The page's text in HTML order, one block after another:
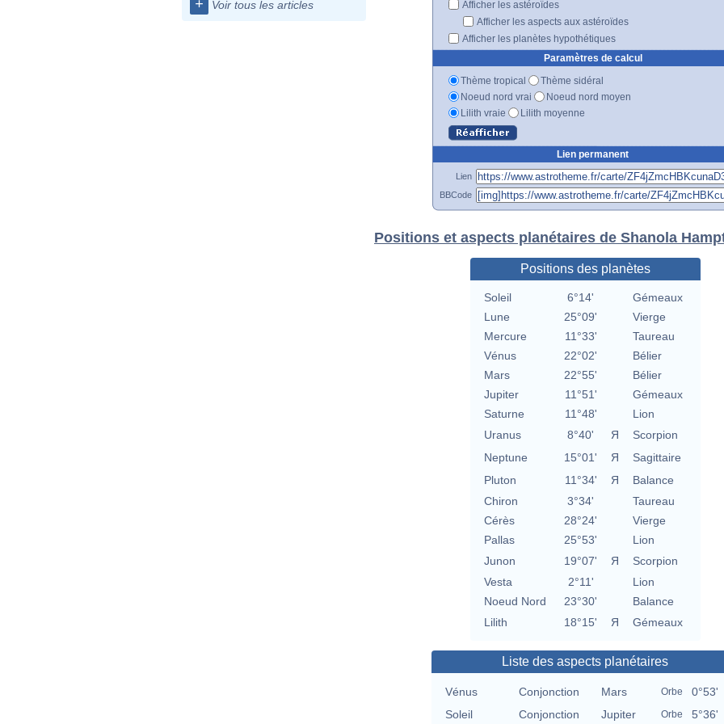
+ Voir tous les articles
Afficher les astéroïdes
Afficher les aspects aux astéroïdes
Afficher les planètes hypothétiques
Paramètres de calcul
Thème tropical
Thème sidéral
Noeud nord vrai
Noeud nord moyen
Lilith vraie
Lilith moyenne
Lien permanent
Lien
BBCode
Positions et aspects planétaires de Shanola
Positions des planètes
Soleil 6°14'
Gémeaux
Lune
25°09'
Vierge
Mercure
11°33'
Taureau
Vénus
22°02'
Bélier
Mars
22°55'
Bélier
Jupiter
11°51'
Gémeaux
Saturne
11°48'
Lion
Uranus
8°40' Я
Scorpion
Neptune
15°01' Я
Sagittaire
Pluton
11°34' Я
Balance
Chiron
3°34'
Taureau
Cérès
28°24'
Vierge
Pallas
25°53'
Lion
Junon
19°07' Я
Scorpion
Vesta
2°11'
Lion
Noeud Nord
23°30'
Balance
Lilith
18°15' Я Gémeaux
Liste des aspects planétaires
Vénus Conjonction Mars Orbe
0°53'
Soleil
Conjonction Jupiter Orbe 5°36'